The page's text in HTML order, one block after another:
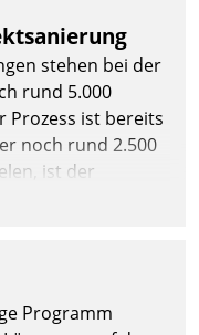
stehen bei der
rund 5.000
Prozess ist bereits
noch rund 2.500
ist der
immens. Im
daher
GmbH den
Programm